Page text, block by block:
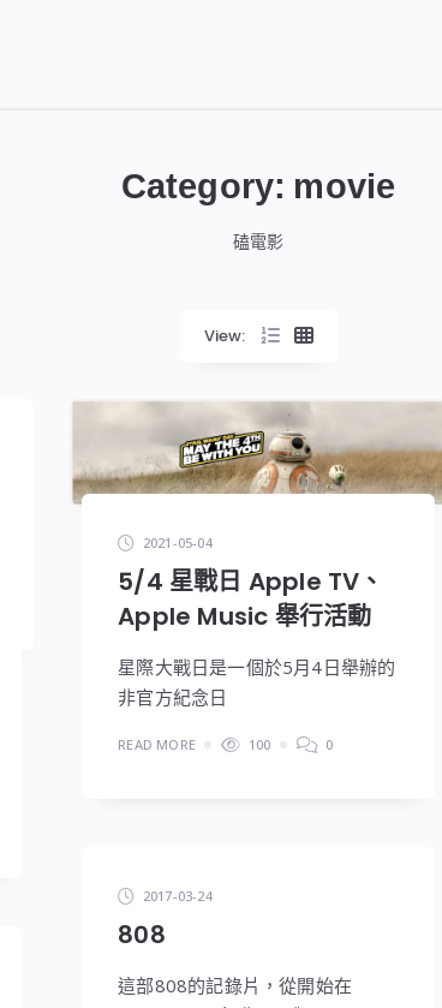
Category: movie
磕電影
View:
2021-05-04
5/4 星戰日 Apple TV、
Apple Music 舉行活動
星際大戰日是一個於5月4日舉辦的
非官方紀念日
READ MORE 100 0
2017-03-24
808
這部808的記錄片，從開始在